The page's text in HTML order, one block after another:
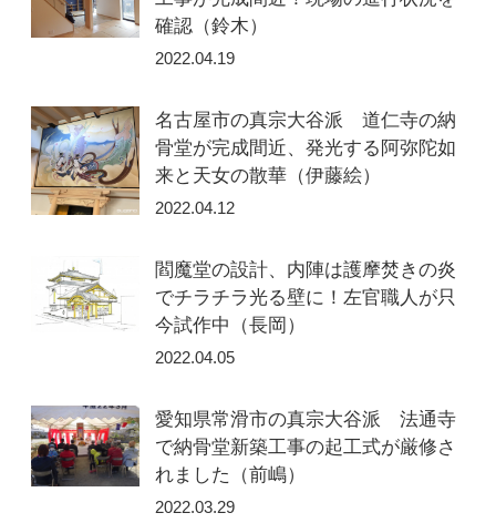
確認（鈴木）
2022.04.19
名古屋市の真宗大谷派 道仁寺の納
骨堂が完成間近、発光する阿弥陀如
来と天女の散華（伊藤絵）
2022.04.12
閻魔堂の設計、内陣は護摩焚きの炎
でチラチラ光る壁に！左官職人が只
今試作中（長岡）
2022.04.05
愛知県常滑市の真宗大谷派 法通寺
で納骨堂新築工事の起工式が厳修さ
れました（前嶋）
2022.03.29